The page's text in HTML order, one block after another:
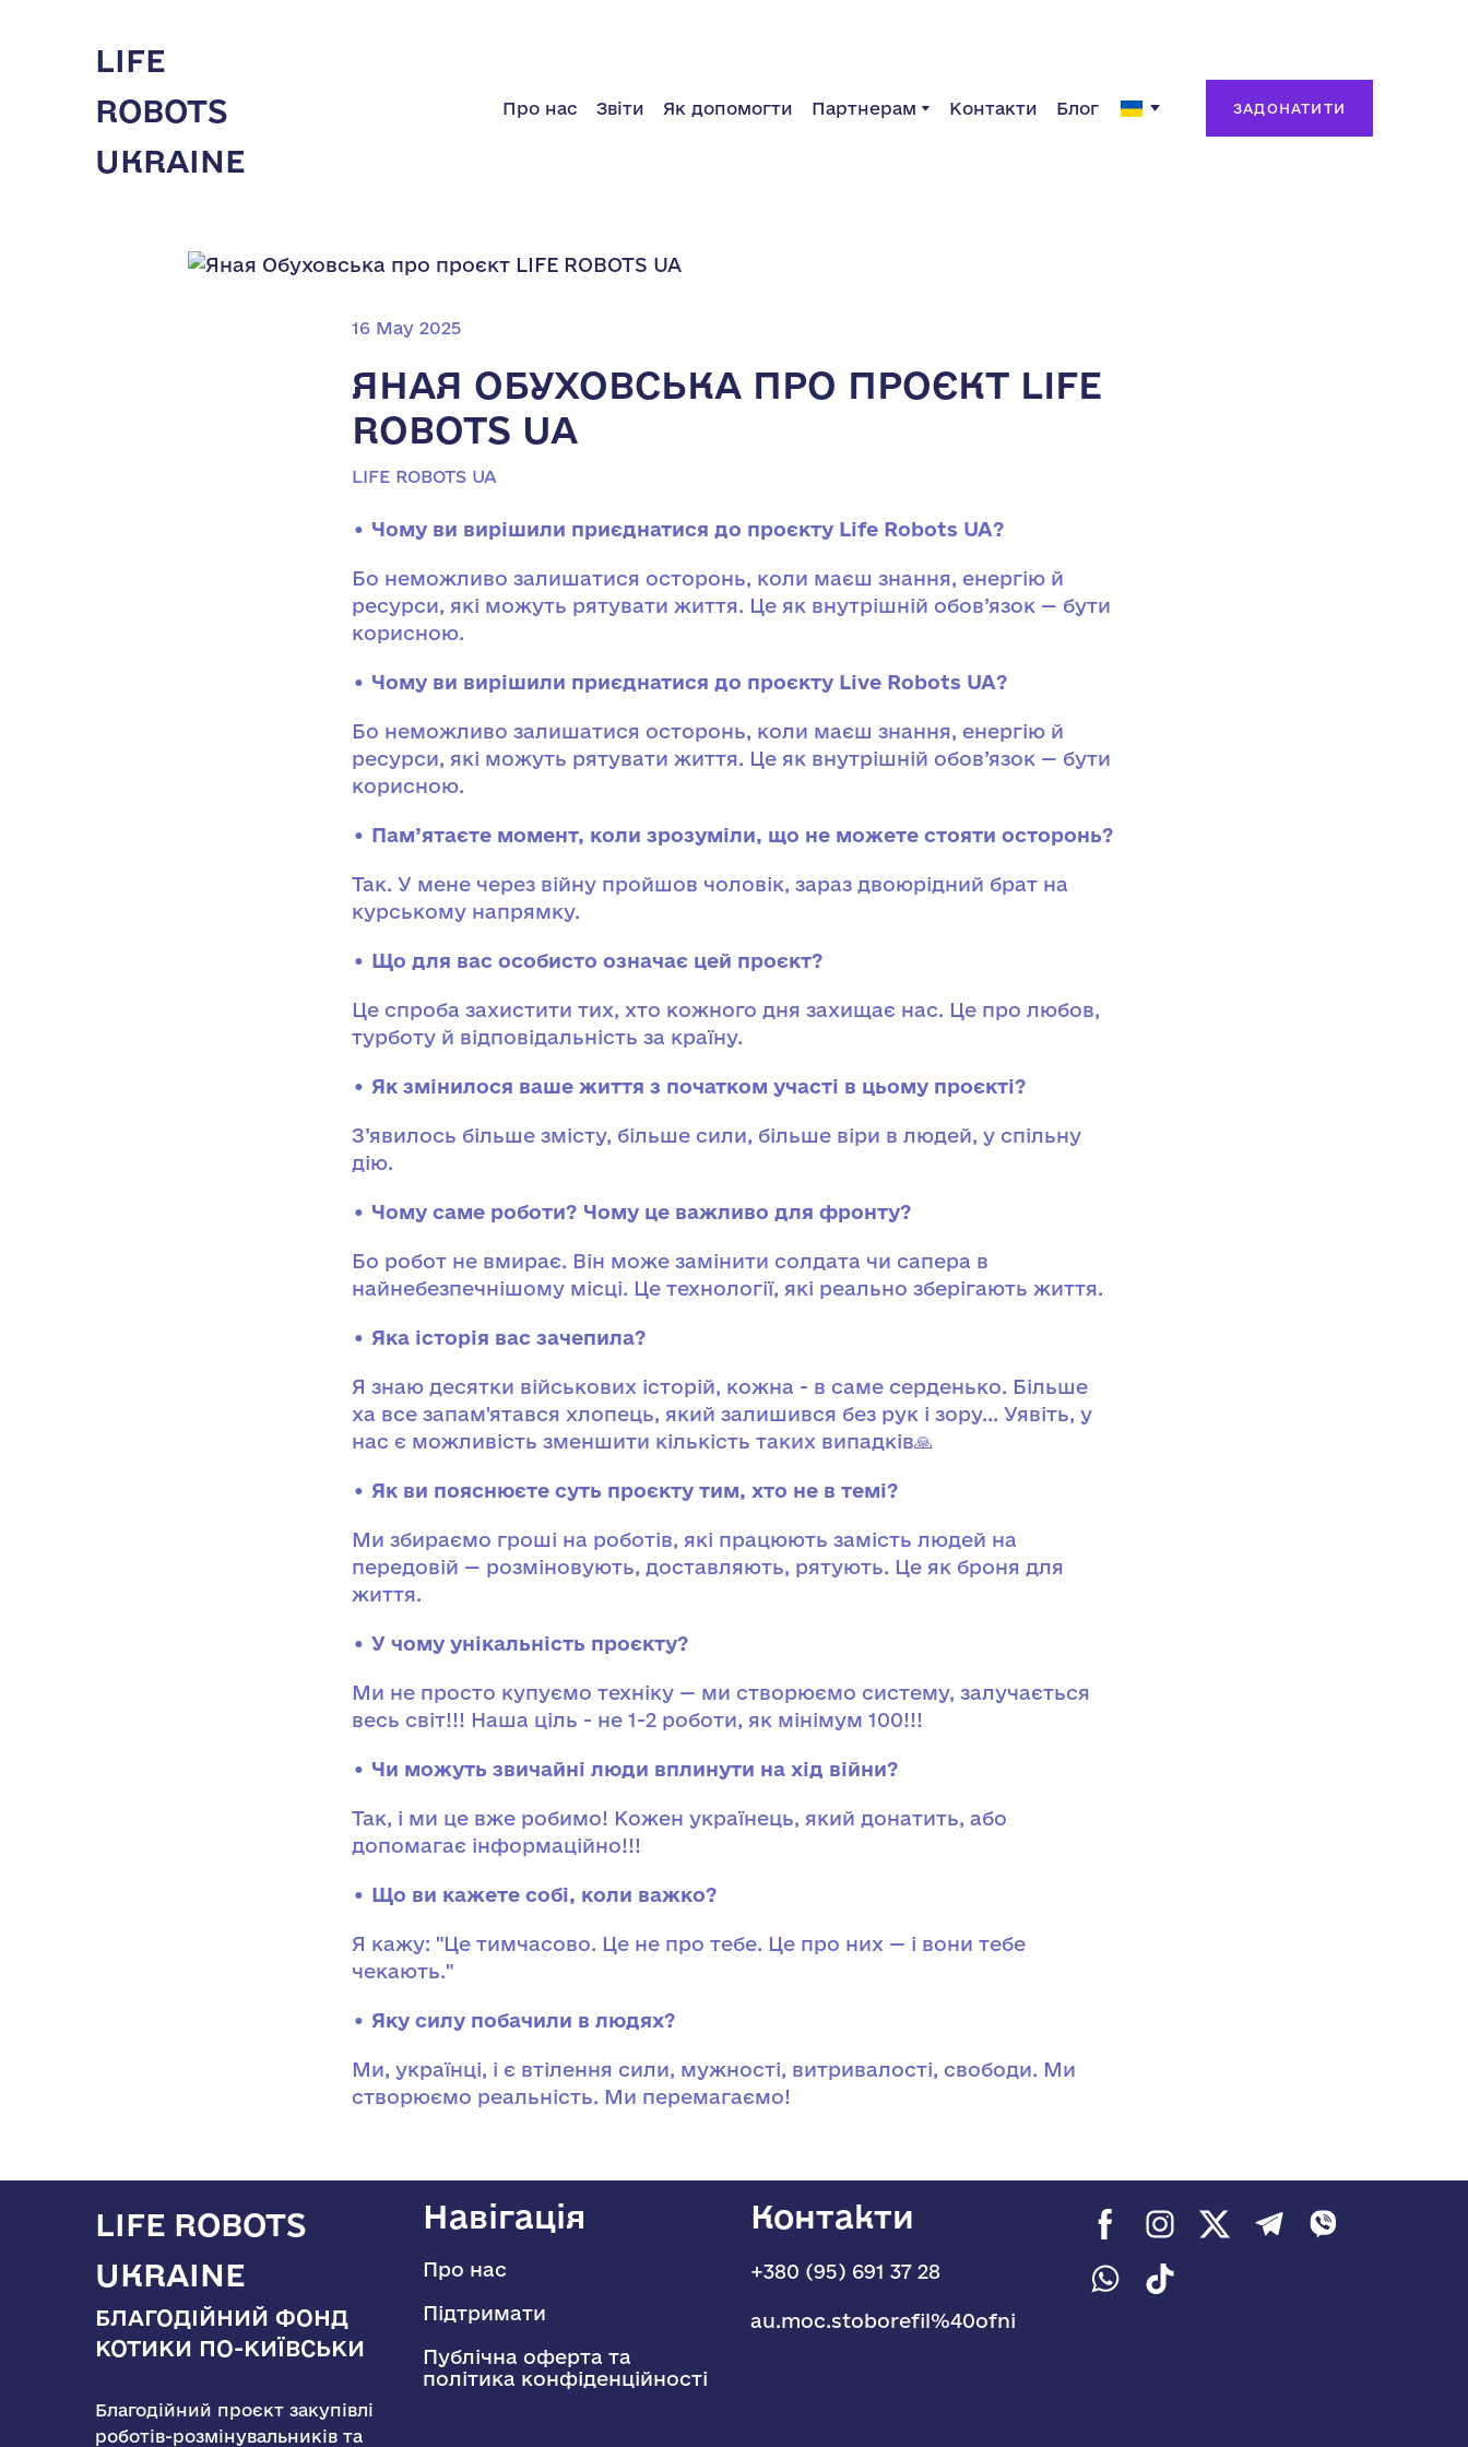
LIFE
ROBOTS
UKRAINE
Про нас Звіти Як допомогти Партнерам Контакти Блог ЗАДОНАТИТИ
16 May 2025
ЯНАЯ ОБУХОВСЬКА ПРО ПРОЄКТ LIFE
ROBOTS UA
LIFE ROBOTS UA
• Чому ви вирішили приєднатися до проєкту Life Robots UA?
Бо неможливо залишатися осторонь, коли маєш знання, енергію й
ресурси, які можуть рятувати життя. Це як внутрішній обов’язок — бути
корисною.
• Чому ви вирішили приєднатися до проєкту Live Robots UA?
Бо неможливо залишатися осторонь, коли маєш знання, енергію й
ресурси, які можуть рятувати життя. Це як внутрішній обов’язок — бути
корисною.
• Пам’ятаєте момент, коли зрозуміли, що не можете стояти осторонь?
Так. У мене через війну пройшов чоловік, зараз двоюрідний брат на
курському напрямку.
• Що для вас особисто означає цей проєкт?
Це спроба захистити тих, хто кожного дня захищає нас. Це про любов,
турботу й відповідальність за країну.
• Як змінилося ваше життя з початком участі в цьому проєкті?
З’явилось більше змісту, більше сили, більше віри в людей, у спільну
дію.
• Чому саме роботи? Чому це важливо для фронту?
Бо робот не вмирає. Він може замінити солдата чи сапера в
найнебезпечнішому місці. Це технології, які реально зберігають життя.
• Яка історія вас зачепила?
Я знаю десятки військових історій, кожна - в саме серденько. Більше
ха все запам'ятався хлопець, який залишився без рук і зору... Уявіть, у
нас є можливість зменшити кількість таких випадків🙏
• Як ви пояснюєте суть проєкту тим, хто не в темі?
Ми збираємо гроші на роботів, які працюють замість людей на
передовій — розміновують, доставляють, рятують. Це як броня для
життя.
• У чому унікальність проєкту?
Ми не просто купуємо техніку — ми створюємо систему, залучається
весь світ!!! Наша ціль - не 1-2 роботи, як мінімум 100!!!
• Чи можуть звичайні люди вплинути на хід війни?
Так, і ми це вже робимо! Кожен українець, який донатить, або
допомагає інформаційно!!!
• Що ви кажете собі, коли важко?
Я кажу: "Це тимчасово. Це не про тебе. Це про них — і вони тебе
чекають."
• Яку силу побачили в людях?
Ми, українці, і є втілення сили, мужності, витривалості, свободи. Ми
створюємо реальність. Ми перемагаємо!
LIFE ROBOTS
UKRAINE
БЛАГОДІЙНИЙ ФОНД
КОТИКИ ПО-КИЇВСЬКИ
Благодійний проєкт закупівлі
роботів-розмінувальників та
Навігація
Про нас
Підтримати
Публічна оферта та
політика конфіденційності
Контакти
+380 (95) 691 37 28
au.moc.stoborefil%40ofni